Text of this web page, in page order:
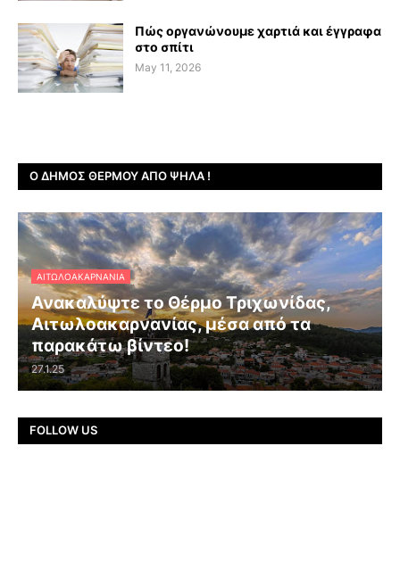
Πώς οργανώνουμε χαρτιά και έγγραφα
στο σπίτι
May 11, 2026
Ο ΔΉΜΟΣ ΘΈΡΜΟΥ ΑΠΌ ΨΗΛΆ !
ΑΙΤΩΛΟΑΚΑΡΝΑΝΊΑ
Ανακαλύψτε το Θέρμο Τριχωνίδας,
Αιτωλοακαρνανίας, μέσα από τα
παρακάτω βίντεο!
27.1.25
FOLLOW US